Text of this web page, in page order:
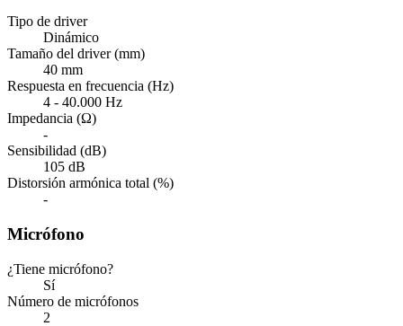
Tipo de driver
Dinámico
Tamaño del driver (mm)
40 mm
Respuesta en frecuencia (Hz)
4 - 40.000 Hz
Impedancia (Ω)
-
Sensibilidad (dB)
105 dB
Distorsión armónica total (%)
-
Micrófono
¿Tiene micrófono?
Sí
Número de micrófonos
2